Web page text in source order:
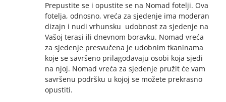
Prepustite se i opustite se na Nomad fotelji. Ova
fotelja, odnosno, vreća za sjedenje ima moderan
dizajn i nudi vrhunsku udobnost za sjedenje na
Vašoj terasi ili dnevnom boravku. Nomad vreća
za sjedenje presvučena je udobnim tkaninama
koje se savršeno prilagođavaju osobi koja sjedi
na njoj. Nomad vreća za sjedenje pružit će vam
savršenu podršku u kojoj se možete prekrasno
opustiti.